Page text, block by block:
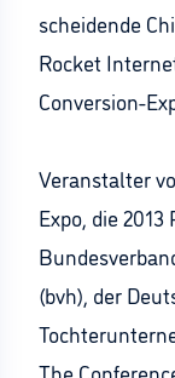
scheidende
Rocket
Conversion-
Veranstalter
Expo, die
(bvh), der
The